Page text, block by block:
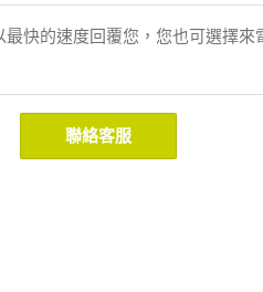
快的速度回覆您，您也可選擇來
聯絡客服